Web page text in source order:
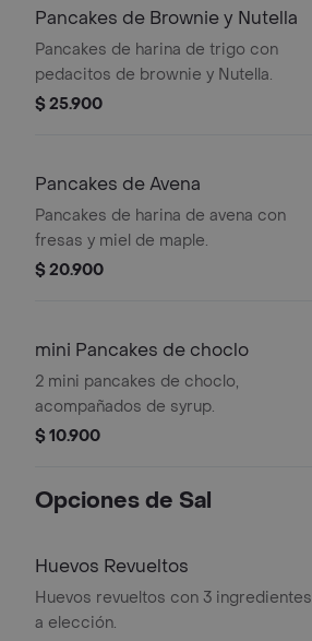
Pancakes de Brownie y Nutella
Pancakes de harina de trigo con
pedacitos de brownie y Nutella.
$ 25.900
Pancakes de Avena
Pancakes de harina de avena con
fresas y miel de maple.
$ 20.900
mini Pancakes de choclo
2 mini pancakes de choclo,
acompañados de syrup.
$ 10.900
Opciones de Sal
Huevos Revueltos
Huevos revueltos con 3 ingredientes
a elección.